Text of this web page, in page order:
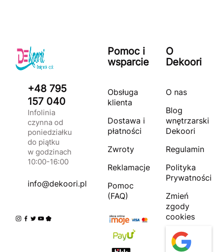
+48 795
157 040
Infolinia
czynna od
poniedziałku
do piątku
w godzinach
10:00-16:00
info@dekoori.pl
Pomoc i
wsparcie
Obsługa
klienta
Dostawa i
płatności
Zwroty
Reklamacje
Pomoc
(FAQ)
O
Dekoori
O nas
Blog
wnętrzarski
Dekoori
Regulamin
Polityka
Prywatności
Zmień
zgody
cookies